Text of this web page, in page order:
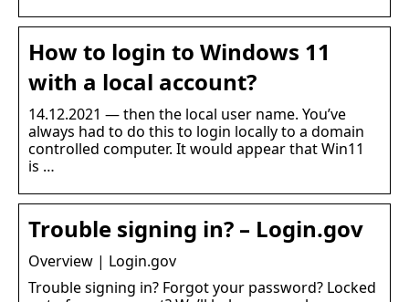
How to login to Windows 11
with a local account?
14.12.2021 — then the local user name. You’ve
always had to do this to login locally to a domain
controlled computer. It would appear that Win11
is …
Trouble signing in? – Login.gov
Overview | Login.gov
Trouble signing in? Forgot your password? Locked